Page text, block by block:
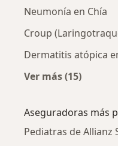
Neumonía en Chía
Croup
Dermatitis atópica
Ver más (15)
Aseguradoras más
Pediatras de Allianz